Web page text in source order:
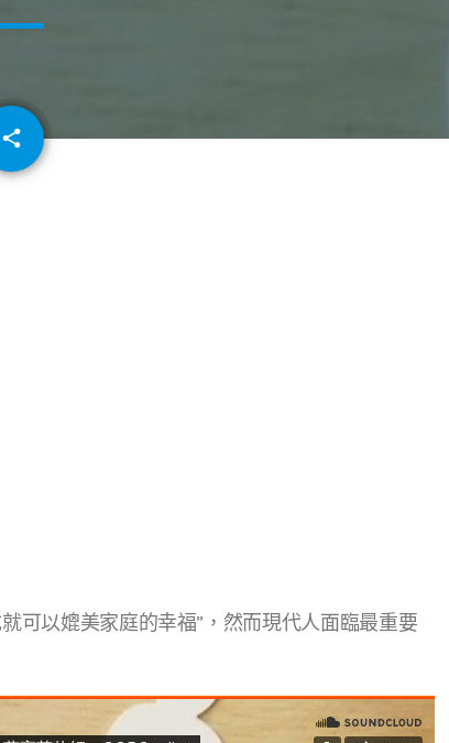
share
email
可以媲美家庭的幸福”，然而現代人面臨最重要